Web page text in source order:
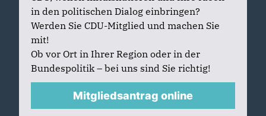
in den politischen Dialog einbringen?
Werden Sie CDU-Mitglied und machen Sie
mit!
Ob vor Ort in Ihrer Region oder in der
Bundespolitik – bei uns sind Sie richtig!
Mitgliedsantrag online